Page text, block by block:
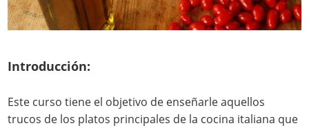
Introducción:
Este curso tiene el objetivo de enseñarle aquellos
trucos de los platos principales de la cocina italiana que